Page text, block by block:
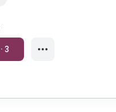
Seguir al autor · 3